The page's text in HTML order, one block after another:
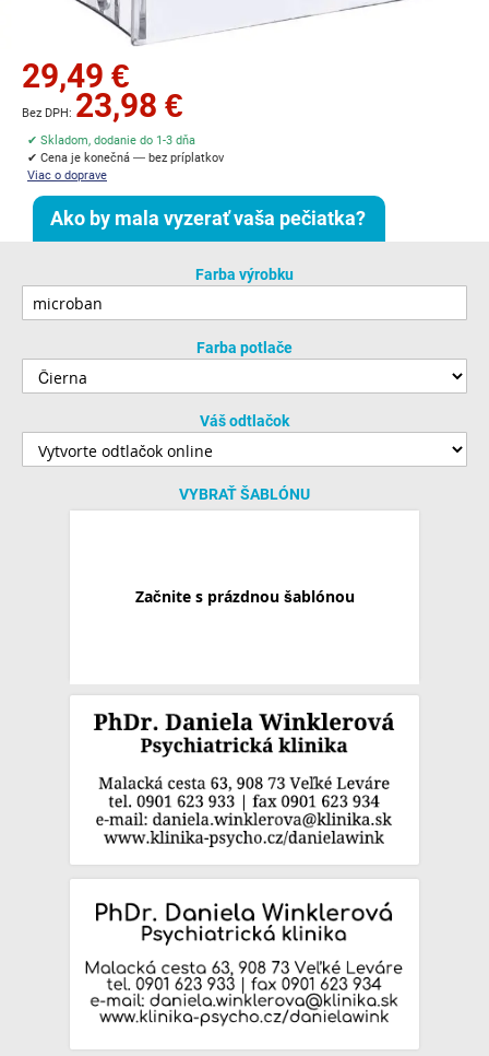
obrázkov
29,49 €
23,98 €
✔ Skladom, dodanie do 1-3 dňa
✔ Cena je konečná — bez príplatkov
Viac o doprave
Ako by mala vyzerať vaša pečiatka?
Farba výrobku
Farba potlače
Váš odtlačok
VYBRAŤ ŠABLÓNU
Začnite s prázdnou šablónou